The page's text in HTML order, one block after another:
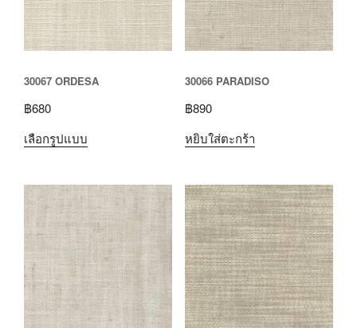
30067 ORDESA
฿680
เลือกรูปแบบ
30066 PARADISO
฿890
หยิบใส่ตะกร้า